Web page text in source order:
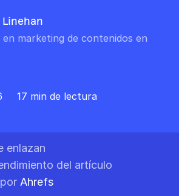
Linehan
en marketing de contenidos en
17 min de lectura
enlazan
del artículo
Ahrefs